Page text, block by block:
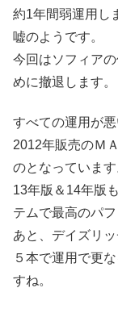
約1年間弱運用し
嘘のようです。
今回はソフィア
めに撤退します。
すべての運用が悪
2012年販売のＭ
のとなっています
13年版＆14年版
テムで最高のパ
あと、デイズリ
５本で運用で更
すね。